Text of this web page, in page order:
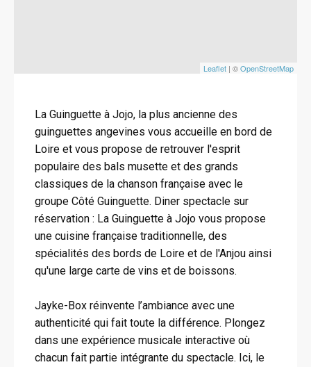
Leaflet | ©OpenStreetMap
La Guinguette à Jojo, la plus ancienne des
guinguettes angevines vous accueille en bord de
Loire et vous propose de retrouver l'esprit
populaire des bals musette et des grands
classiques de la chanson française avec le
groupe Côté Guinguette. Diner spectacle sur
réservation : La Guinguette à Jojo vous propose
une cuisine française traditionnelle, des
spécialités des bords de Loire et de l'Anjou ainsi
qu'une large carte de vins et de boissons.
Jayke-Box réinvente l’ambiance avec une
authenticité qui fait toute la différence. Plongez
dans une expérience musicale interactive où
chacun fait partie intégrante du spectacle. Ici, le